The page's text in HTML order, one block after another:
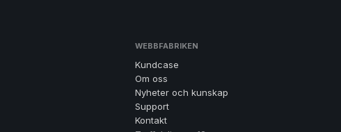
WEBBFABRIKEN
Kundcase
Om oss
Nyheter och kunskap
Support
Kontakt